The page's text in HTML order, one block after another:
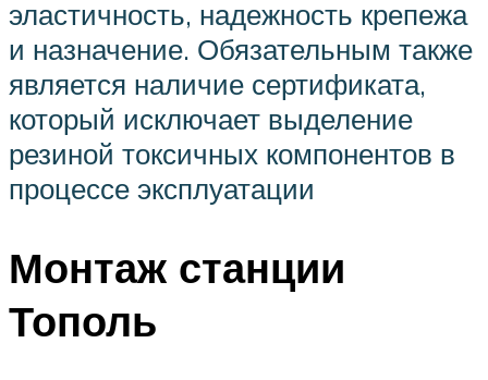
эластичность, надежность крепежа
и назначение. Обязательным также
является наличие сертификата,
который исключает выделение
резиной токсичных компонентов в
процессе эксплуатации
Монтаж станции
Тополь